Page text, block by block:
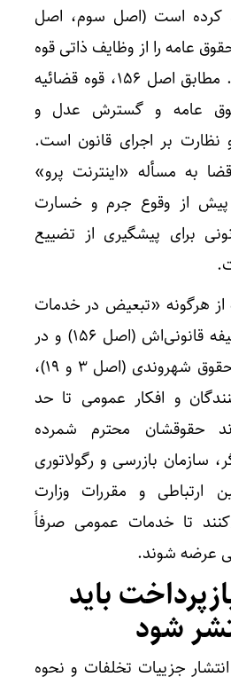
کرده است (اصل سوم، اصل
عامه را از وظایف ذاتی قوه
قضائیه دانسته است. مطابق اصل ۱۵۶، قوه قضائیه
عامه و گسترش عدل و
بر اجرای قانون است.
به مسأله «اینترنت پرو»
از وقوع جرم و خسارت
برای پیشگیری از تضییع
از هرگونه «تبعیض در خدمات
عمومی»، مطابق وظیفه قانونی‌اش (اصل ۱۵۶) و در
کنار اصل حمایت از حقوق شهروندی (اصل ۳ و ۱۹)،
و افکار عمومی تا حد
حقوقشان محترم شمرده
سازمان بازرسی و رگولاتوری
ارتباطی و مقررات وزارت
تا خدمات عمومی صرفاً
عرضه شوند.
باید
شود
جزییات تخلفات و نحوه